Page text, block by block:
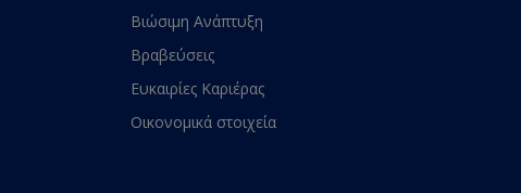
Βιώσιμη Ανάπτυξη
Βραβεύσεις
Ευκαιρίες Καριέρας
Οικονομικά στοιχεία